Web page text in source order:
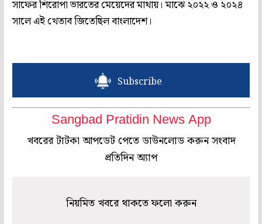
সাফের শিরোপা ভারতের মেয়েদের মাথায়। মাঝে ২০২২ ও ২০২৪
সালে এই খেতাব জিতেছিল বাংলাদেশ।
Subscribe
Sangbad Pratidin News App
খবরের টাটকা আপডেট পেতে ডাউনলোড করুন সংবাদ
প্রতিদিন অ্যাপ
নিয়মিত খবরে থাকতে ফলো করুন